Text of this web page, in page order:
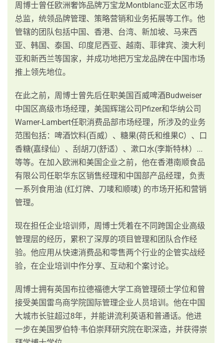
周博士曾任欧洲奢饰品牌万宝龙Montblanc亚太区巿场
总监，统领品牌管理、策略营销和业务拓展等工作。他
管辖的团队包括中国、香港、台湾、新加坡、马来西
亚、韩国、泰国、印度尼西亚、越南、菲律宾、澳大利
亚和新西兰等国家，并成功地把万宝龙品牌在中国市场
推上领先地位。
在此之前，周博士曾先后仼职美国百威啤酒Budweiser
中国区高级市场经理，美国辉瑞公司Pfizer和华纳公司
Warner-Lambert任职消费品部市场经理，所涉及的业务
范围包括：啤酒饮料(百威）、糖果(荷氏和维果C）、口
香糖(嘉绿仙）、刮胡刀(舒适）、漱口水(李斯特林）...
等等。在加入欧洲和美国企业之前，他在香港南顺食品
有限公司任职华东区销售经理和中国部产品经理，负责
一系列食用油 (红灯牌、刀唛和顺唛) 的巿场开拓和营销
管理。
现在担任企业培训师，周博士凭着在不同跨国企业高级
管理层的经历，累积了深厚的项目管理和团队合作经
验。他应用从快速消费品和零售两个行业的企管实战经
验，在企业培训中作分享、互动和个案讨论。
周博士拥有英国布拉德福德大学工商管理硕士学位和曾
接受美国雷鸟商学院国际管理企业人员培训。他在中国
大城市长驻超过8年，并能讲流利英语和普通话。他进
一步在美国罗伯特·韦伯崇拜研究院在职深造，并获得崇